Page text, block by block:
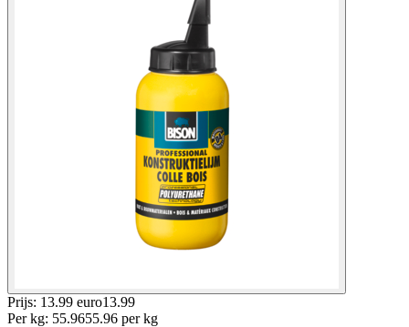
Prijs: 13.99 euro13.99
Per kg: 55.9655.96 per kg